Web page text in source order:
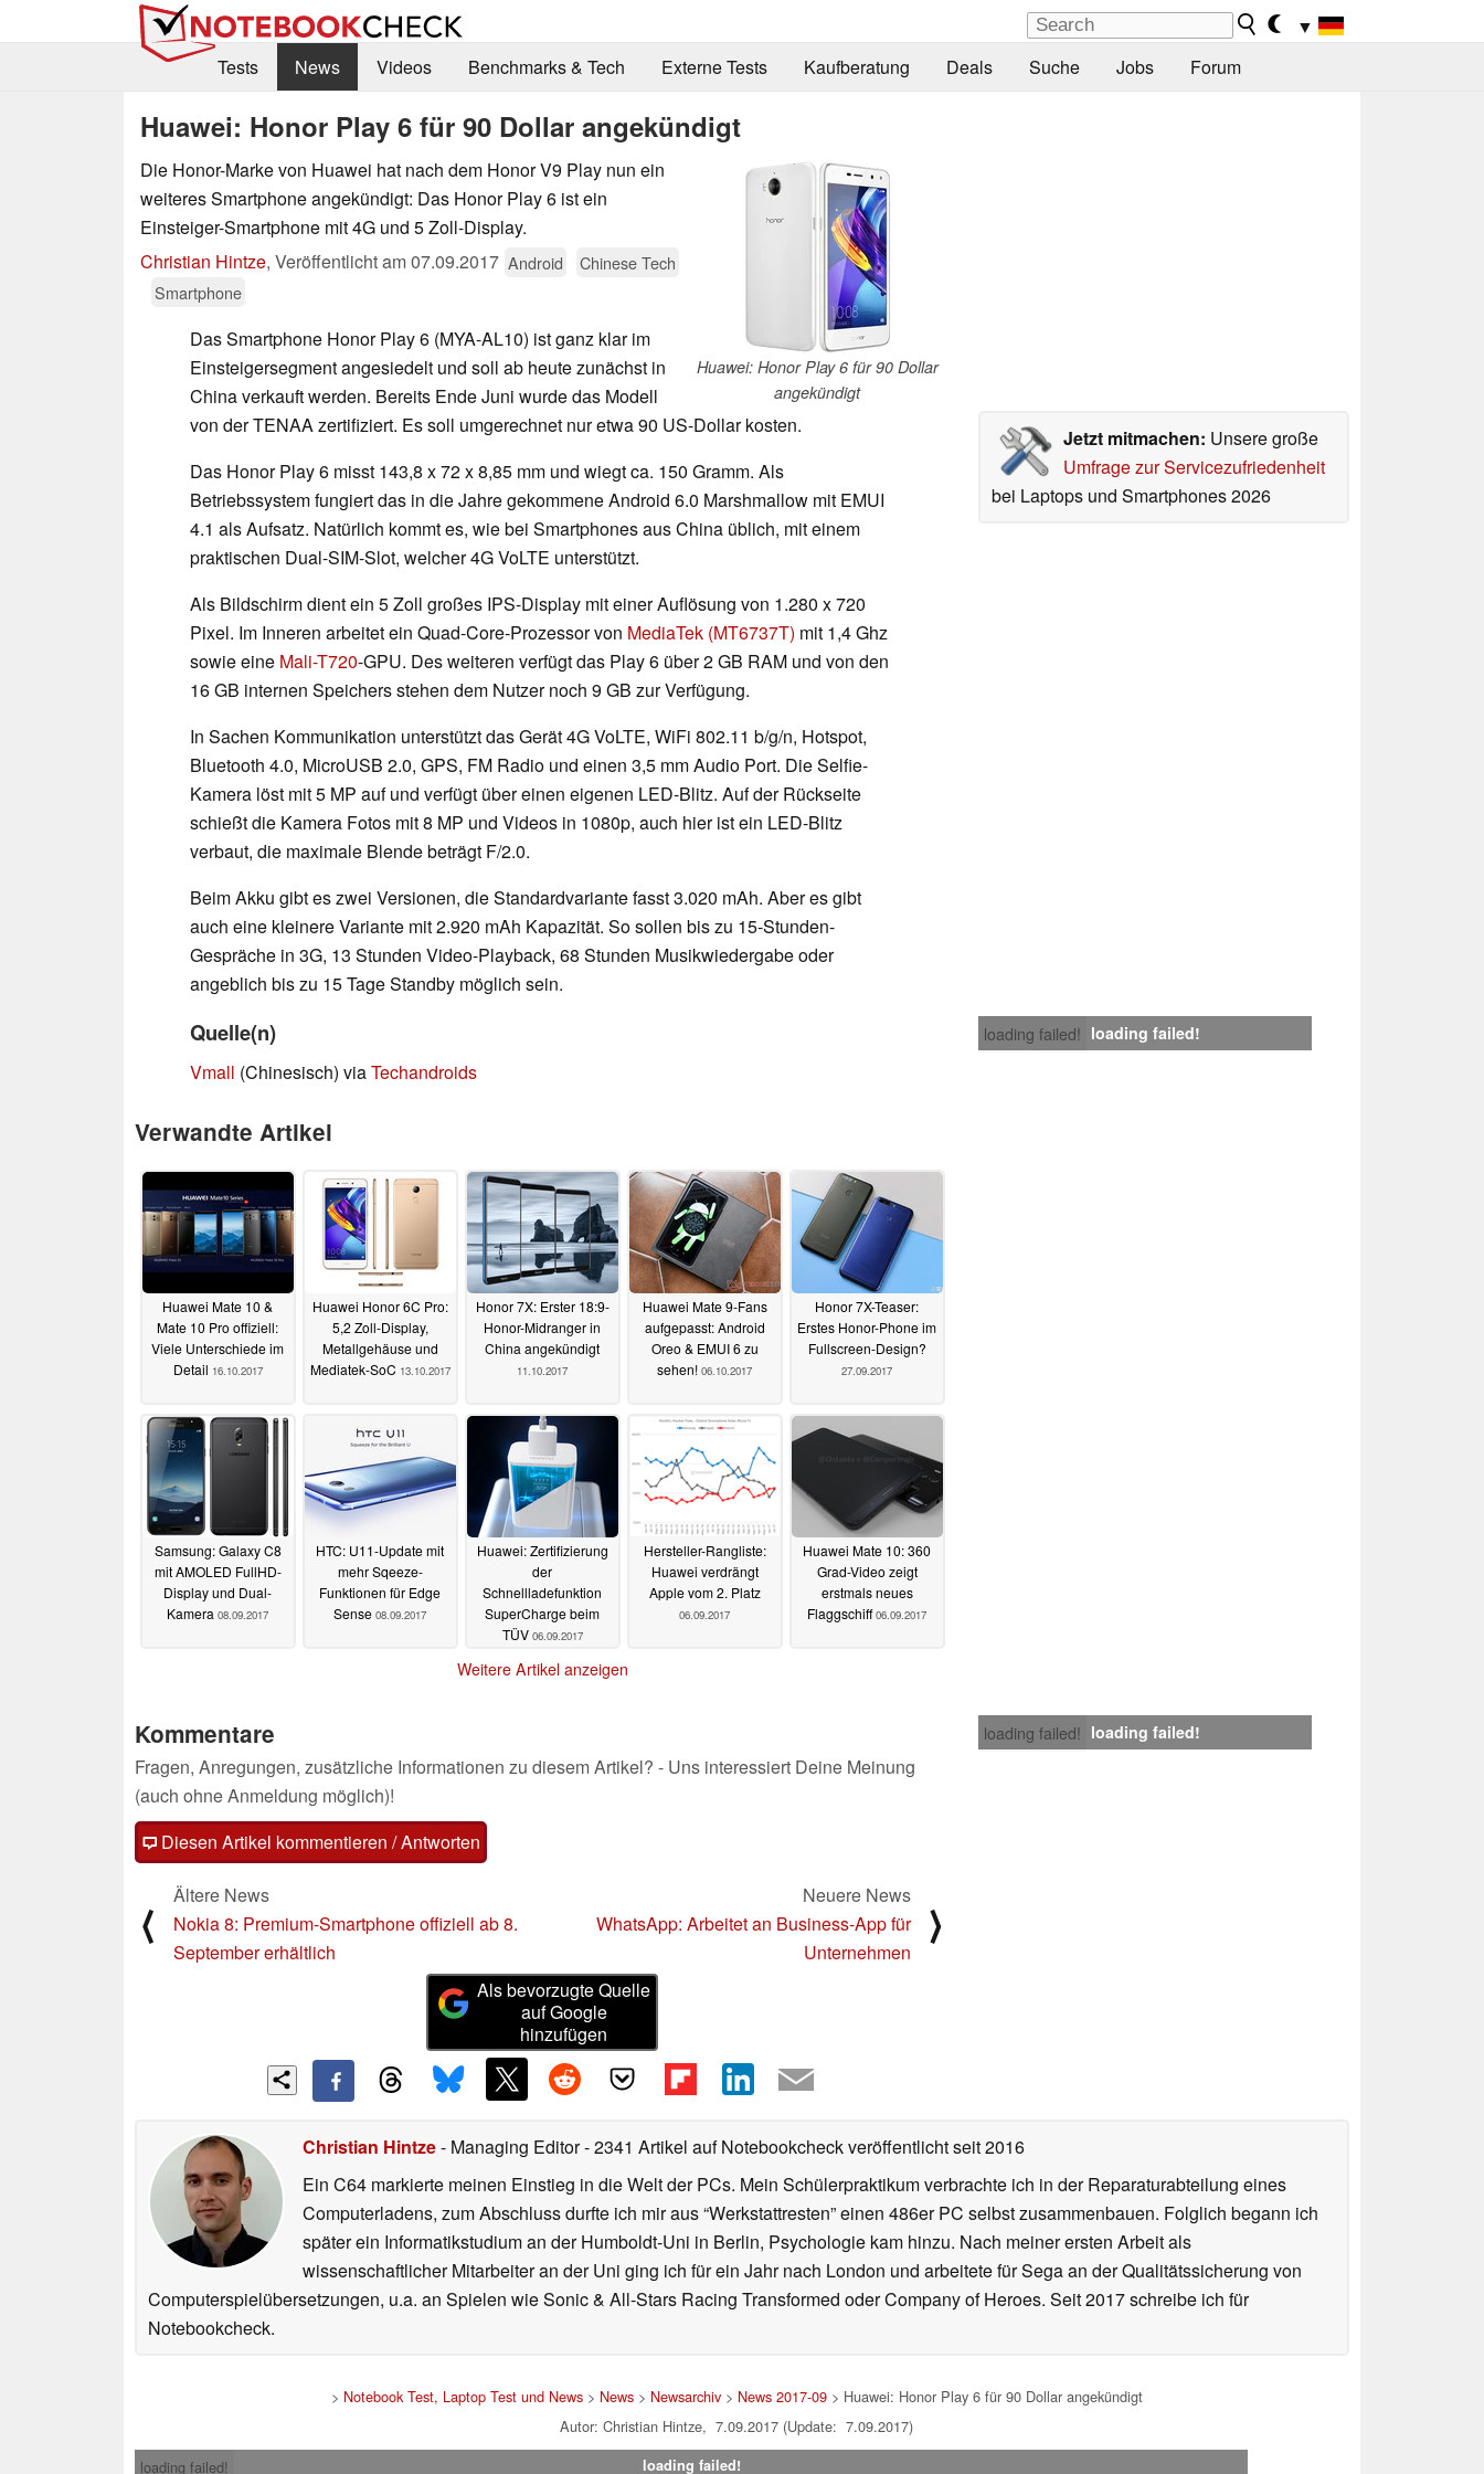
▼
Tests
News Videos Benchmarks & Tech Externe Tests Kaufberatung Deals Suche Jobs Forum
Huawei: Honor Play 6 für 90 Dollar angekündigt
Huawei: Honor Play 6 für 90 Dollar
angekündigt
Die Honor-Marke von Huawei hat nach dem Honor V9 Play nun ein
weiteres Smartphone angekündigt: Das Honor Play 6 ist ein
Einsteiger-Smartphone mit 4G und 5 Zoll-Display.
Christian Hintze, Veröffentlicht am07.09.2017 Android
Chinese Tech
Smartphone
Jetzt mitmachen: Unsere große
Umfrage zur Servicezufriedenheit
bei Laptops und Smartphones 2026
Das Smartphone Honor Play 6 (MYA-AL10) ist ganz klar im
Einsteigersegment angesiedelt und soll ab heute zunächst in
China verkauft werden. Bereits Ende Juni wurde das Modell
von der TENAA zertifiziert. Es soll umgerechnet nur etwa 90 US-Dollar kosten.
Das Honor Play 6 misst 143,8 x 72 x 8,85 mm und wiegt ca. 150 Gramm. Als
Betriebssystem fungiert das in die Jahre gekommene Android 6.0 Marshmallow mit EMUI
4.1 als Aufsatz. Natürlich kommt es, wie bei Smartphones aus China üblich, mit einem
praktischen Dual-SIM-Slot, welcher 4G VoLTE unterstützt.
Als Bildschirm dient ein 5 Zoll großes IPS-Display mit einer Auflösung von 1.280 x 720
Pixel. Im Inneren arbeitet ein Quad-Core-Prozessor von MediaTek (MT6737T) mit 1,4 Ghz
sowie eine Mali-T720-GPU. Des weiteren verfügt das Play 6 über 2 GB RAM und von den
16 GB internen Speichers stehen dem Nutzer noch 9 GB zur Verfügung.
In Sachen Kommunikation unterstützt das Gerät 4G VoLTE, WiFi 802.11 b/g/n, Hotspot,
Bluetooth 4.0, MicroUSB 2.0, GPS, FM Radio und einen 3,5 mm Audio Port. Die Selfie-
Kamera löst mit 5 MP auf und verfügt über einen eigenen LED-Blitz. Auf der Rückseite
schießt die Kamera Fotos mit 8 MP und Videos in 1080p, auch hier ist ein LED-Blitz
verbaut, die maximale Blende beträgt F/2.0.
Beim Akku gibt es zwei Versionen, die Standardvariante fasst 3.020 mAh. Aber es gibt
auch eine kleinere Variante mit 2.920 mAh Kapazität. So sollen bis zu 15-Stunden-
Gespräche in 3G, 13 Stunden Video-Playback, 68 Stunden Musikwiedergabe oder
angeblich bis zu 15 Tage Standby möglich sein.
loading failed! loading failed!
Quelle(n)
Vmall (Chinesisch) viaTechandroids
Verwandte Artikel
Huawei Mate 10 &
Mate 10 Pro offiziell:
Viele Unterschiede im
Detail 16.10.2017
Huawei Honor 6C Pro:
5,2 Zoll-Display,
Metallgehäuse und
Mediatek-SoC 13.10.2017
Honor 7X: Erster 18:9-
Honor-Midranger in
China angekündigt
11.10.2017
Huawei Mate 9-Fans
aufgepasst: Android
Oreo & EMUI 6 zu
sehen! 06.10.2017
Honor 7X-Teaser:
Erstes Honor-Phone im
Fullscreen-Design?
27.09.2017
Samsung: Galaxy C8
mit AMOLED FullHD-
Display und Dual-
Kamera 08.09.2017
HTC: U11-Update mit
mehr Sqeeze-
Funktionen für Edge
Sense 08.09.2017
Huawei: Zertifizierung
der
Schnellladefunktion
SuperCharge beim
TÜV 06.09.2017
Hersteller-Rangliste:
Huawei verdrängt
Apple vom 2. Platz
06.09.2017
Huawei Mate 10: 360
Grad-Video zeigt
erstmals neues
Flaggschiff06.09.2017
Weitere Artikel anzeigen
loading failed! loading failed!
Kommentare
Fragen, Anregungen, zusätzliche Informationen zu diesem Artikel? - Uns interessiert Deine Meinung
(auch ohne Anmeldung möglich)!
Diesen Artikel kommentieren / Antworten
⟨
Ältere News
Nokia 8: Premium-Smartphone offiziell ab 8.
September erhältlich
Neuere News
WhatsApp: Arbeitet an Business-App für
Unternehmen
⟩
Als bevorzugte Quelle
auf Google
hinzufügen
Christian Hintze- Managing Editor- 2341 Artikel auf Notebookcheck veröffentlichtseit 2016
Ein C64 markierte meinen Einstieg in die Welt der PCs. Mein Schülerpraktikum verbrachte ich in der Reparaturabteilung eines
Computerladens, zum Abschluss durfte ich mir aus “Werkstattresten” einen 486er PC selbst zusammenbauen. Folglich begann ich
später ein Informatikstudium an der Humboldt-Uni in Berlin, Psychologie kam hinzu. Nach meiner ersten Arbeit als
wissenschaftlicher Mitarbeiter an der Uni ging ich für ein Jahr nach London und arbeitete für Sega an der Qualitätssicherung von
Computerspielübersetzungen, u.a. an Spielen wie Sonic & All-Stars Racing Transformed oder Company of Heroes. Seit 2017 schreibe ich für
Notebookcheck.
> Notebook Test, Laptop Test und News> News> Newsarchiv> News 2017-09> Huawei: Honor Play 6 für 90 Dollar angekündigt
Autor: Christian Hintze, 7.09.2017 (Update: 7.09.2017)
loading failed!
loading failed!